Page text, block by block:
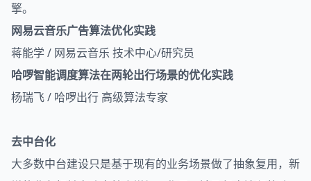
擎。
网易云音乐广告算法优化实践
蒋能学 / 网易云音乐 技术中心/研究员
哈啰智能调度算法在两轮出行场景的优化实践
杨瑞飞 / 哈啰出行 高级算法专家
去中台化
大多数中台建设只是基于现有的业务场景做了抽象复用，新